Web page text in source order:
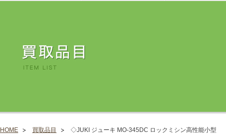
HOME 買取品目 ◇JUKI ジューキ MO-345DC ロックミシン高性能小型